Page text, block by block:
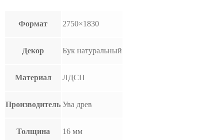
Формат 2750×1830
Декор Бук натуральный
Материал ЛДСП
Производитель Ува древ
Толщина 16 мм